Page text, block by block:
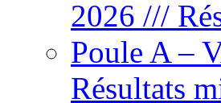
2026 ///
Poule A –
Résultats